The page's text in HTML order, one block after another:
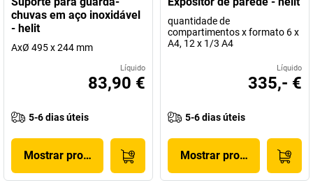
chuvas em aço inoxidável
- helit
AxØ 495 x 244 mm
Líquido
83,90 €
5-6 dias úteis
Mostrar produto
quantidade de
compartimentos x formato 6 x
A4, 12 x 1/3 A4
Líquido
335,- €
5-6 dias úteis
Mostrar produto